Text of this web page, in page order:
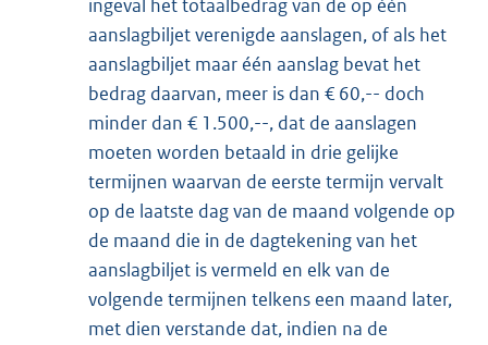
ingeval het totaalbedrag van de op één
aanslagbiljet verenigde aanslagen, of als het
aanslagbiljet maar één aanslag bevat het
bedrag daarvan, meer is dan € 60,-- doch
minder dan € 1.500,--, dat de aanslagen
moeten worden betaald in drie gelijke
termijnen waarvan de eerste termijn vervalt
op de laatste dag van de maand volgende op
de maand die in de dagtekening van het
aanslagbiljet is vermeld en elk van de
volgende termijnen telkens een maand later,
met dien verstande dat, indien na de